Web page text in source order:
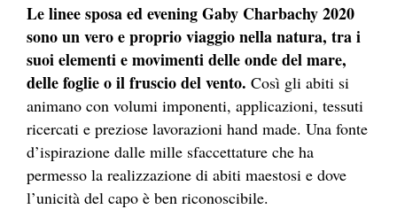
Le linee sposa ed evening Gaby Charbachy 2020
sono un vero e proprio viaggio nella natura, tra i
suoi elementi e movimenti delle onde del mare,
delle foglie o il fruscio del vento. Così gli abiti si
animano con volumi imponenti, applicazioni, tessuti
ricercati e preziose lavorazioni hand made. Una fonte
d’ispirazione dalle mille sfaccettature che ha
permesso la realizzazione di abiti maestosi e dove
l’unicità del capo è ben riconoscibile.